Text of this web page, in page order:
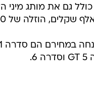
גם את מותג